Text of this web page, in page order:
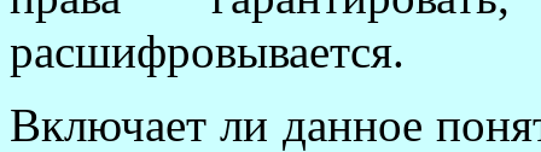
расшифровывается.
Включает ли данное